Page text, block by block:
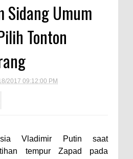
Sidang Umum
Tonton
2017 09:12:00 PM